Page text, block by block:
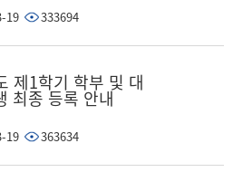
19 333694
제1학기 학부 및 대
최종 등록 안내
19 363634